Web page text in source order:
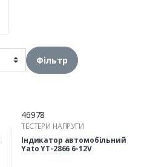
Фільтр
46978
ТЕСТЕРИ НАПРУГИ
Індикатор автомобільний
Yato YT-2866 6-12V